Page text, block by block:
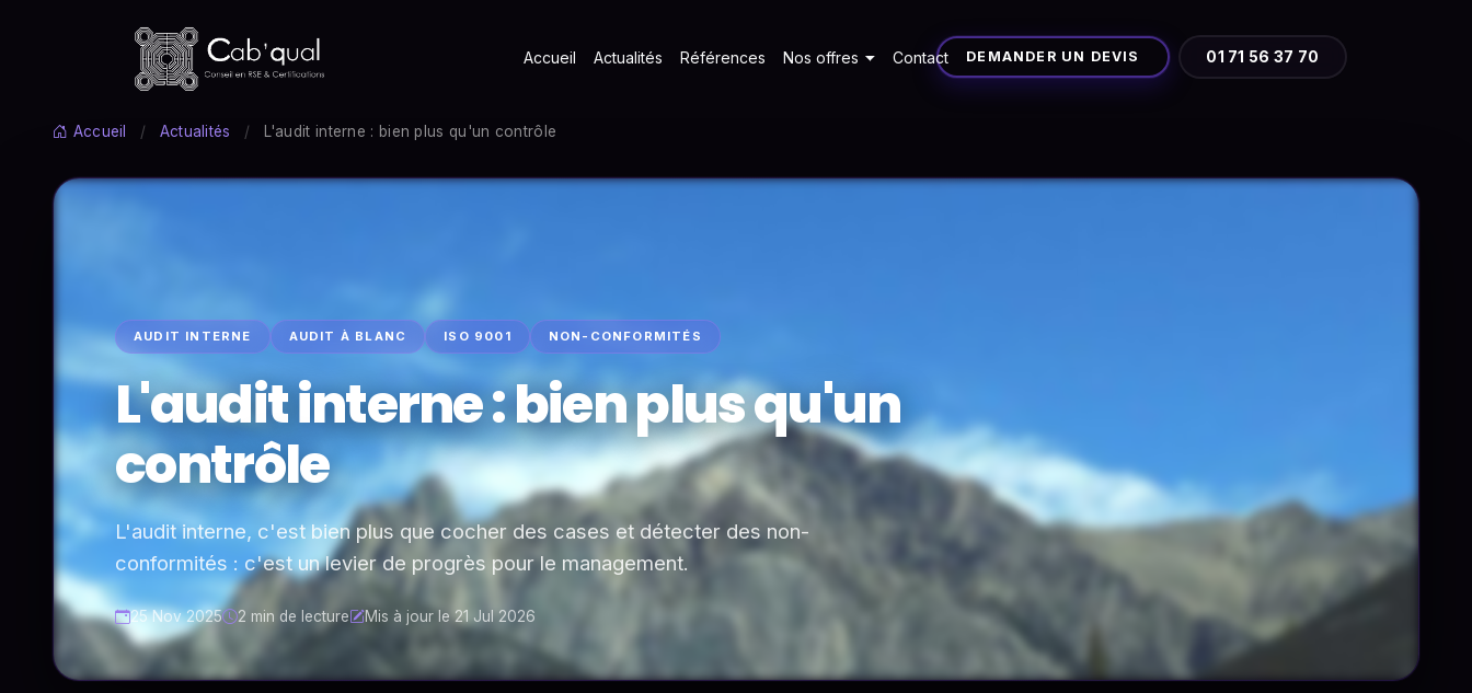
Accueil Actualités Références Nos offres Contact DEMANDER UN DEVIS 01 71 56 37 70
Accueil / Actualités / L'audit interne : bien plus qu'un contrôle
AUDIT INTERNE AUDIT À BLANC ISO 9001 NON-CONFORMITÉS
L'audit interne : bien plus qu'un
contrôle
L'audit interne, c'est bien plus que cocher des cases et détecter des non-
conformités : c'est un levier de progrès pour le management.
25 Nov 2025 2 min de lecture Mis à jour le 21 Jul 2026